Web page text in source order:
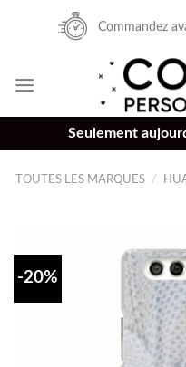
Commandez
Seulement
TOUTES LES MARQUES /
-20%